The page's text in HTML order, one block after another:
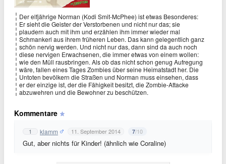
Der elfjährige Norman (Kodi Smit-McPhee) ist etwas Besonderes:
Er sieht die Geister der Verstorbenen und nicht nur das; sie
plaudern auch mit ihm und erzählen ihm immer wieder mal
Schmankerl aus ihrem früheren Leben. Das kann gelegentlich ganz
schön nervig werden. Und nicht nur das, dann sind da auch noch
diese nervigen Erwachsenen, die immer etwas von einem wollen:
wie den Müll rausbringen. Als ob das nicht schon genug Aufregung
wäre, fallen eines Tages Zombies über seine Heimatstadt her. Die
Untoten bevölkern die Straßen und Norman muss einsehen, dass
er der einzige ist, der die Fähigkeit besitzt, die Zombie-Attacke
abzuwehren und die Bewohner zu beschützen.
Kommentare
1 klamm 11. September 2014 7/10
Gut, aber nichts für Kinder! (ähnlich wie Coraline)